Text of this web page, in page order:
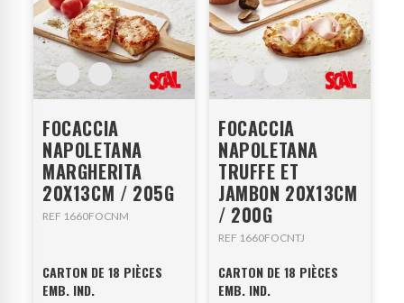
FOCACCIA
NAPOLETANA
MARGHERITA
20X13CM / 205G
REF 1660FOCNM
CARTON DE 18 PIÈCES
EMB. IND.
FOCACCIA
NAPOLETANA
TRUFFE ET
JAMBON 20X13CM
/ 200G
REF 1660FOCNTJ
CARTON DE 18 PIÈCES
EMB. IND.